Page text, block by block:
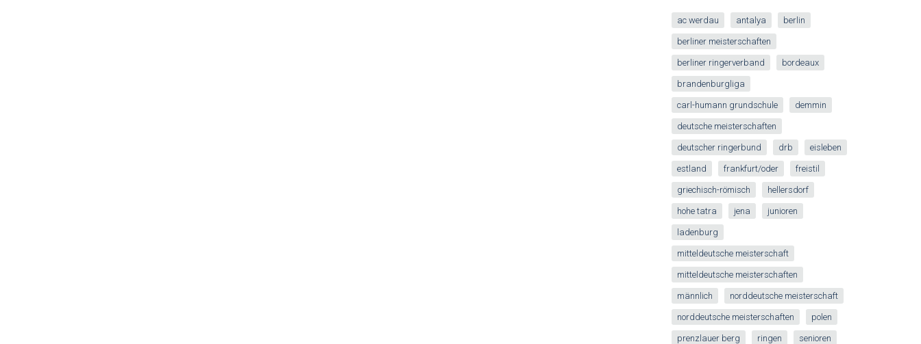
ac werdau antalya berlin
berliner meisterschaften
berliner ringerverband bordeaux
brandenburgliga
carl-humann grundschule demmin
deutsche meisterschaften
deutscher ringerbund drb eisleben
estland frankfurt/oder freistil
griechisch-römisch hellersdorf
hohe tatra jena junioren
ladenburg
mitteldeutsche meisterschaft
mitteldeutsche meisterschaften
männlich norddeutsche meisterschaft
norddeutsche meisterschaften polen
prenzlauer berg ringen senioren